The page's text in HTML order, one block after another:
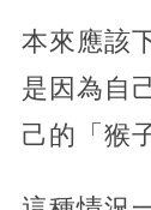
本來應該
是因為自
己的「猴